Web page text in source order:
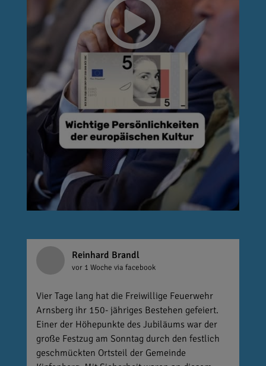
Reinhard Brandl
vor 1 Woche via facebook
Vier Tage lang hat die Freiwillige Feuerwehr
Arnsberg ihr 150- jähriges Bestehen gefeiert.
Einer der Höhepunkte des Jubiläums war der
große Festzug am Sonntag durch den festlich
geschmückten Ortsteil der Gemeinde